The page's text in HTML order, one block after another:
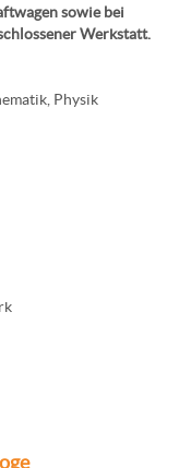
sowie bei
Werkstatt.
Physik